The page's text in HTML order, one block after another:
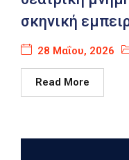
σκηνική
28 Μαΐου, 2026
Read More